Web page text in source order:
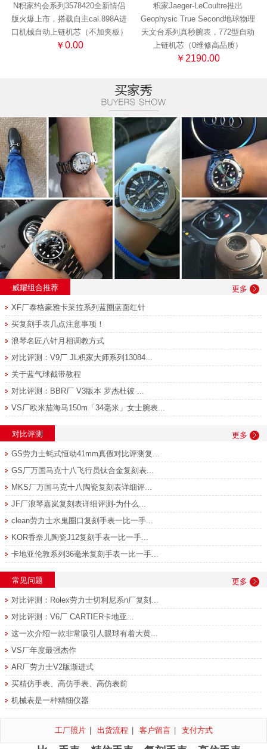
N积家约会系列3578420全新情侣
版火爆上市，搭载自主cal.898A进
口机械自动上链机芯（不加夹板）
￥0.00
积家Jaeger-LeCoultre推出
Geophysic True Second地球物理
天文台系列真秒腕表，772型自动
上链机芯（0维修高品质）
￥2190.00
威耀组合推荐 更多
XF厂泰格豪雅卡莱拉系列蓝圈蓝面红针
买复刻手表几点注意事项！
浪琴名匠八针月相调教方式
对比评测：V9厂 JL积家大师系列13084...
关于蓝气球截带教程
对比评测：BBR厂 V3版本 罗杰杜彼 ...
VS厂欧米茄海马150m「34毫米」女士腕表...
对比评测 更多
GS劳力士蚝式恒动41mm真假对比评测复...
GS厂万国马克十八飞行员钛合金复刻表...
MKS厂万国马克十八陶瓷复刻表详细评...
JF厂浪琴嘉岚复刻表详细评测-为什么...
clean劳力士水鬼圈口复刻手表一比一手...
KOR香奈儿陶瓷J12复刻手表一比一手...
卡地亚伦敦系列36毫米复刻手表一比一手...
常见问题 更多
对比评测：Rolex劳力士切利尼系n厂复刻...
对比评测：V6厂 CARTIER卡地亚...
这一次介绍一款非常吸引人眼球有着大黄...
VS厂年度最强杰作
AR厂劳力士V2版渐进式
买精仿手表、高仿手表、高仿表前
机械表是一种精细仪器
工厂照片 出货流程 客户留言 支付方式